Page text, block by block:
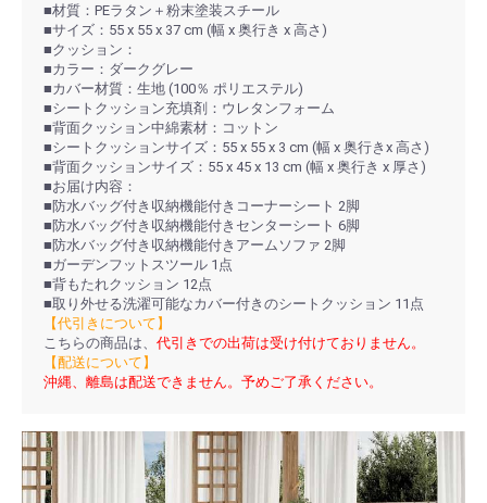
■材質：PEラタン＋粉末塗装スチール
■サイズ：55 x 55 x 37 cm (幅 x 奥行き x 高さ)
■クッション：
■カラー：ダークグレー
■カバー材質：生地 (100％ ポリエステル)
■シートクッション充填剤：ウレタンフォーム
■背面クッション中綿素材：コットン
■シートクッションサイズ：55 x 55 x 3 cm (幅 x 奥行きx 高さ)
■背面クッションサイズ：55 x 45 x 13 cm (幅 x 奥行き x 厚さ)
■お届け内容：
■防水バッグ付き収納機能付きコーナーシート 2脚
■防水バッグ付き収納機能付きセンターシート 6脚
■防水バッグ付き収納機能付きアームソファ 2脚
■ガーデンフットスツール 1点
■背もたれクッション 12点
■取り外せる洗濯可能なカバー付きのシートクッション 11点
【代引きについて】
こちらの商品は、 代引きでの出荷は受け付けておりません。
【配送について】
沖縄、離島は配送できません。予めご了承ください。